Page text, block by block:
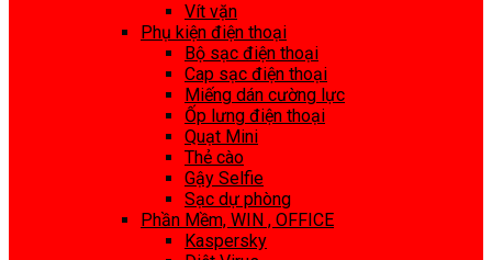
Vít vặn
Phụ kiện điện thoại
Bộ sạc điện thoại
Cap sạc điện thoại
Miếng dán cường lực
Ốp lưng điện thoại
Quạt Mini
Thẻ cào
Gậy Selfie
Sạc dự phòng
Phần Mềm, WIN , OFFICE
Kaspersky